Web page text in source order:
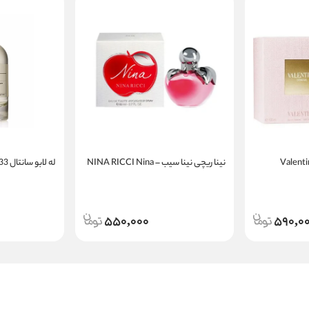
نینا ریچی نینا سیب – NINA RICCI Nina
550,000
له لابو سانتال 33 | LE LABO Santal 33